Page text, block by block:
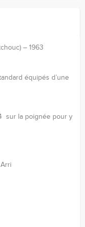
– 1963
équipés d’une
sur la poignée pour y